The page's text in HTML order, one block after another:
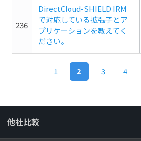
236
DirectCloud-SHIELD IRM
で対応している拡張子とア
プリケーションを教えてく
ださい。
1 2 3 4
他社比較